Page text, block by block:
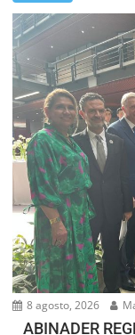
8 agosto, 2026
ABINADER